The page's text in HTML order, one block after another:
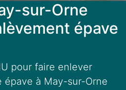
sur-Orne
épave
pour faire enlever
à May-sur-Orne